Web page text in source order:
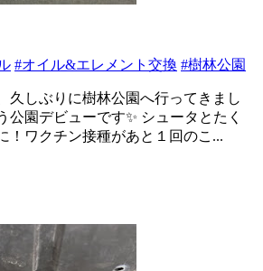
#オイル&エレメント交換 #樹林公園
久しぶりに樹林公園へ行ってきまし
公園デビューです✨ シュータとたく
！ワクチン接種があと１回のこ...